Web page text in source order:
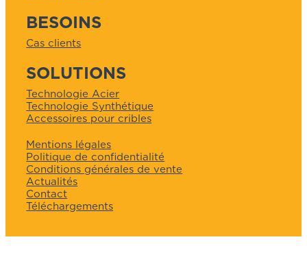
BESOINS
Cas clients
SOLUTIONS
Technologie Acier
Technologie Synthétique
Accessoires pour cribles
Mentions légales
Politique de confidentialité
Conditions générales de vente
Actualités
Contact
Téléchargements